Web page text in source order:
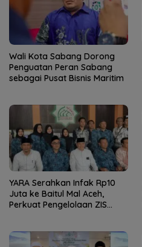
Wali Kota Sabang Dorong
Penguatan Peran Sabang
sebagai Pusat Bisnis Maritim
YARA Serahkan Infak Rp10
Juta ke Baitul Mal Aceh,
Perkuat Pengelolaan ZIS